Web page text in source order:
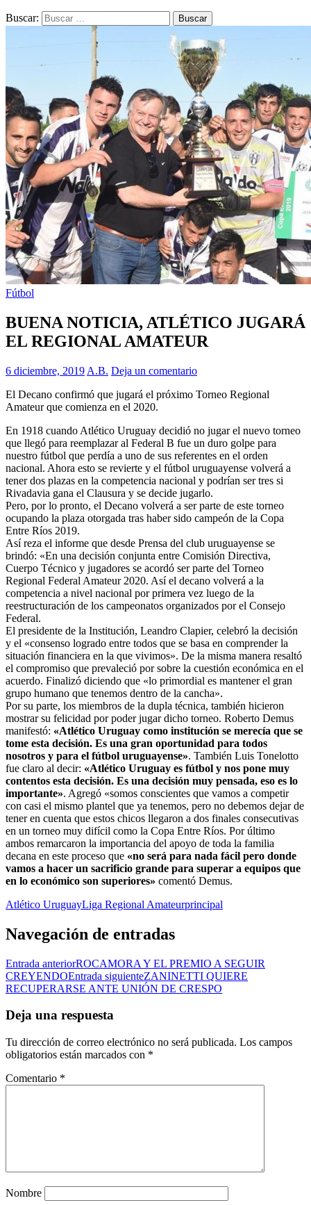
Buscar:
Fútbol
BUENA NOTICIA, ATLÉTICO JUGARÁ
EL REGIONAL AMATEUR
6 diciembre, 2019 A.B. Deja un comentario
El Decano confirmó que jugará el próximo Torneo Regional
Amateur que comienza en el 2020.
En 1918 cuando Atlético Uruguay decidió no jugar el nuevo torneo
que llegó para reemplazar al Federal B fue un duro golpe para
nuestro fútbol que perdía a uno de sus referentes en el orden
nacional. Ahora esto se revierte y el fútbol uruguayense volverá a
tener dos plazas en la competencia nacional y podrían ser tres si
Rivadavia gana el Clausura y se decide jugarlo.
Pero, por lo pronto, el Decano volverá a ser parte de este torneo
ocupando la plaza otorgada tras haber sido campeón de la Copa
Entre Ríos 2019.
Así reza el informe que desde Prensa del club uruguayense se
brindó: «En una decisión conjunta entre Comisión Directiva,
Cuerpo Técnico y jugadores se acordó ser parte del Torneo
Regional Federal Amateur 2020. Así el decano volverá a la
competencia a nivel nacional por primera vez luego de la
reestructuración de los campeonatos organizados por el Consejo
Federal.
El presidente de la Institución, Leandro Clapier, celebró la decisión
y el «consenso logrado entre todos que se basa en comprender la
situación financiera en la que vivimos». De la misma manera resaltó
el compromiso que prevaleció por sobre la cuestión económica en el
acuerdo. Finalizó diciendo que «lo primordial es mantener el gran
grupo humano que tenemos dentro de la cancha».
Por su parte, los miembros de la dupla técnica, también hicieron
mostrar su felicidad por poder jugar dicho torneo. Roberto Demus
manifestó: «Atlético Uruguay como institución se merecía que se
tome esta decisión. Es una gran oportunidad para todos
nosotros y para el fútbol uruguayense». También Luis Tonelotto
fue claro al decir: «Atlético Uruguay es fútbol y nos pone muy
contentos esta decisión. Es una decisión muy pensada, eso es lo
importante». Agregó «somos conscientes que vamos a competir
con casi el mismo plantel que ya tenemos, pero no debemos dejar de
tener en cuenta que estos chicos llegaron a dos finales consecutivas
en un torneo muy difícil como la Copa Entre Ríos. Por último
ambos remarcaron la importancia del apoyo de toda la familia
decana en este proceso que «no será para nada fácil pero donde
vamos a hacer un sacrificio grande para superar a equipos que
en lo económico son superiores» comentó Demus.
Atlético UruguayLiga Regional Amateurprincipal
Navegación de entradas
Entrada anteriorROCAMORA Y EL PREMIO A SEGUIR
CREYENDOEntrada siguienteZANINETTI QUIERE
RECUPERARSE ANTE UNIÓN DE CRESPO
Deja una respuesta
Tu dirección de correo electrónico no será publicada. Los campos
obligatorios están marcados con *
Comentario *
Nombre